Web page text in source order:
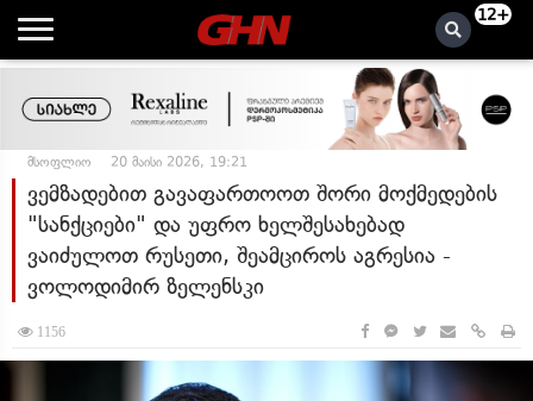
12+
მსოფლიო 20 მაისი 2026, 19:21
ვემზადებით გავაფართოოთ შორი მოქმედების
"სანქციები" და უფრო ხელშესახებად
ვაიძულოთ რუსეთი, შეამციროს აგრესია -
ვოლოდიმირ ზელენსკი
1156